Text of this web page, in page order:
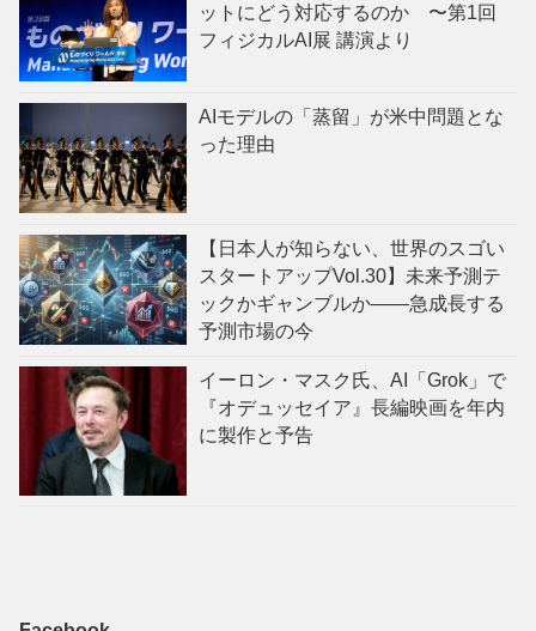
ットにどう対応するのか 〜第1回
フィジカルAI展 講演より
AIモデルの「蒸留」が米中問題とな
った理由
【日本人が知らない、世界のスゴい
スタートアップVol.30】未来予測テ
ックかギャンブルか——急成長する
予測市場の今
イーロン・マスク氏、AI「Grok」で
『オデュッセイア』長編映画を年内
に製作と予告